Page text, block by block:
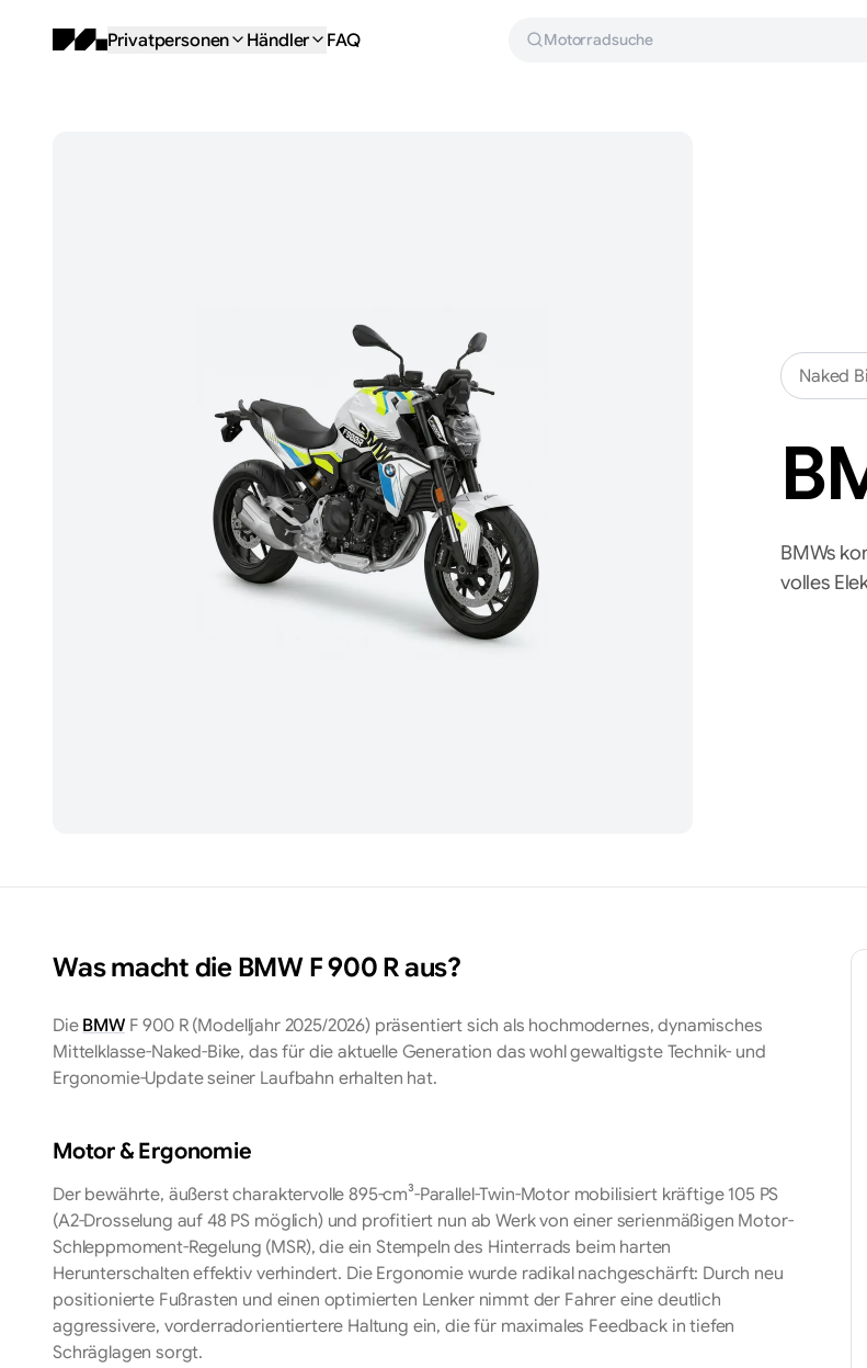
Privatpersonen Händler FAQ Motorradsuche
Naked
BMWs
volles
Was macht dieBMWF 900 Raus?
DieBMWF 900 R (Modelljahr 2025/2026) präsentiert sich als hochmodernes, dynamisches
Mittelklasse-Naked-Bike, das für die aktuelle Generation das wohl gewaltigste Technik- und
Ergonomie-Update seiner Laufbahn erhalten hat.
Motor & Ergonomie
Der bewährte, äußerst charaktervolle 895-cm³-Parallel-Twin-Motor mobilisiert kräftige 105 PS
(A2-Drosselung auf 48 PS möglich) und profitiert nun ab Werk von einer serienmäßigen Motor-
Schleppmoment-Regelung (MSR), die ein Stempeln des Hinterrads beim harten
Herunterschalten effektiv verhindert. Die Ergonomie wurde radikal nachgeschärft: Durch neu
positionierte Fußrasten und einen optimierten Lenker nimmt der Fahrer eine deutlich
aggressivere, vorderradorientiertere Haltung ein, die für maximales Feedback in tiefen
Schräglagen sorgt.